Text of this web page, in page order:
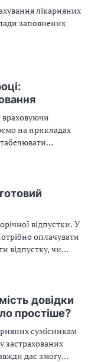
лікарняних
заповнених
враховуючи
на прикладах
відпустки. У
оплачувати
відпустку, чи
довідки
простіше?
сумісникам
застрахованих
дає змогу